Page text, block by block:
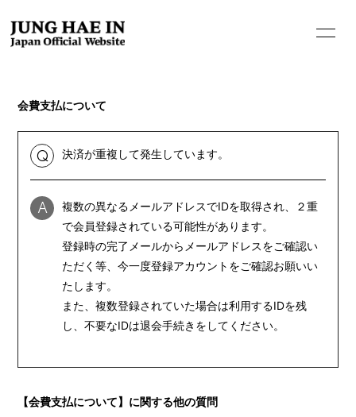
HOME
INFORMATION
PROFILE
BIOGRAPHY
MOVIE
会費支払について
Q 決済が重複して発生しています。
A
複数の異なるメールアドレスでIDを取得され、２重
で会員登録されている可能性があります。
登録時の完了メールからメールアドレスをご確認い
ただく等、今一度登録アカウントをご確認お願いい
たします。
また、複数登録されていた場合は利用するIDを残
し、不要なIDは退会手続きをしてください。
【会費支払について】に関する他の質問